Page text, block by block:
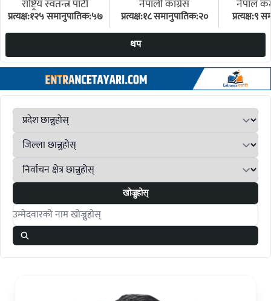
राष्ट्रिय स्वतन्त्र पार्टी
प्रत्यक्ष:१२५ समानुपातिक:५७
नेपाली काँग्रेस
प्रत्यक्ष:१८ समानुपातिक:२०
नेपाल
प्रत्यक्ष:९
थप
खोज्नुहोस्
Search candidates